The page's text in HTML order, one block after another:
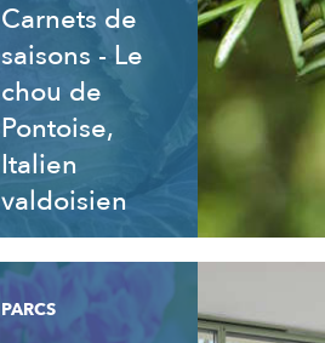
Carnets de
saisons - Le
chou de
Pontoise,
Italien
valdoisien
PARCS